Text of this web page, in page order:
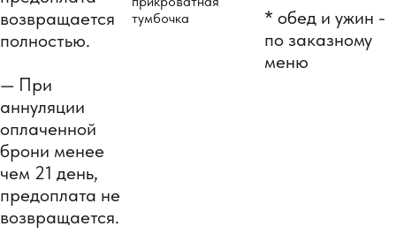
возвращается
полностью.
— При
аннуляции
оплаченной
брони менее
чем 21 день,
предоплата не
возвращается.
тумбочка
* обед и ужин -
по заказному
меню